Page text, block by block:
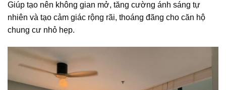
Giúp tạo nên không gian mở, tăng cường ánh sáng tự
nhiên và tạo cảm giác rộng rãi, thoáng đãng cho căn hộ
chung cư nhỏ hẹp.